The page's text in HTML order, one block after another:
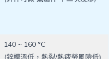
140 ~ 160 °C